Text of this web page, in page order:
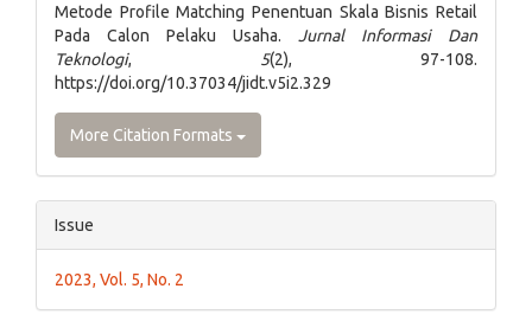
Metode Profile Matching Penentuan Skala Bisnis Retail
Pada Calon Pelaku Usaha. Jurnal Informasi Dan
Teknologi, 5(2), 97-108.
https://doi.org/10.37034/jidt.v5i2.329
More Citation Formats
Issue
2023, Vol. 5, No. 2